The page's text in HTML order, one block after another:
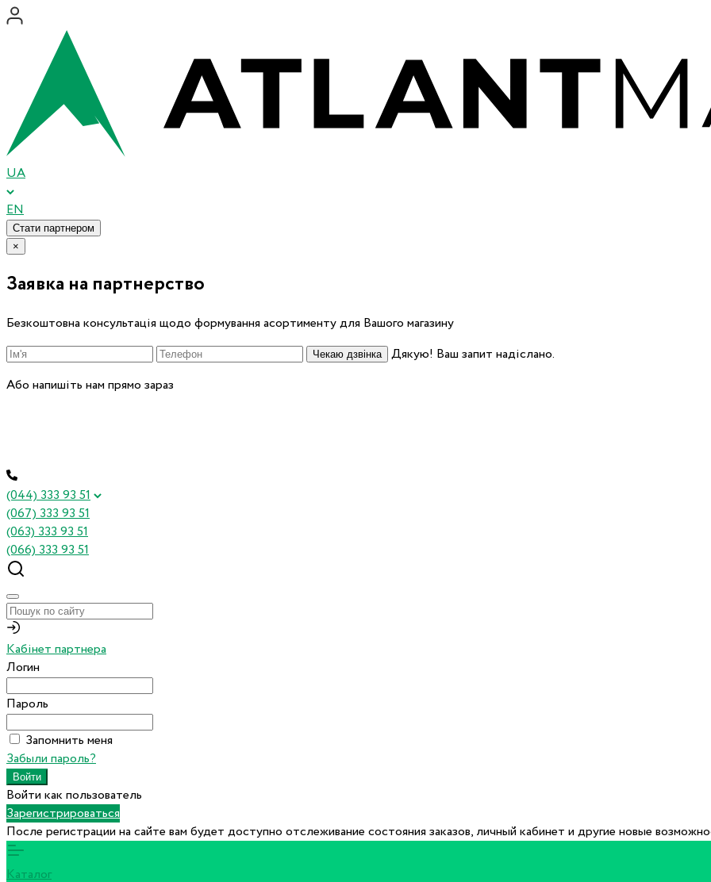
UA
EN
Стати партнером
×
Заявка на партнерство
Безкоштовна консультація щодо формування асортименту для Вашого магазину
Чекаю дзвінка
Дякую! Ваш запит надіслано.
Або напишіть нам прямо зараз
(044) 333 93 51
(067) 333 93 51
(063) 333 93 51
(066) 333 93 51
Кабінет партнера
Логин
Пароль
Запомнить меня
Забыли пароль?
Войти как пользователь
Зарегистрироваться
После регистрации на сайте вам будет доступно отслеживание состояния заказов, личный кабинет и другие новые
Каталог